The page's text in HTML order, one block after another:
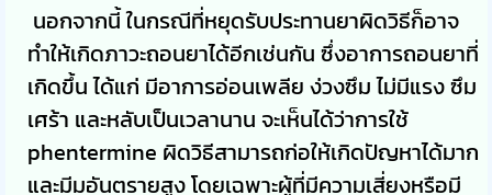
นอกจากนี้ ในกรณีที่หยุดรับประทานยาผิดวิธีก็อาจ
ทำให้เกิดภาวะถอนยาได้อีกเช่นกัน ซึ่งอาการถอนยาที่
เกิดขึ้น ได้แก่ มีอาการอ่อนเพลีย ง่วงซึม ไม่มีแรง ซึม
เศร้า และหลับเป็นเวลานาน จะเห็นได้ว่าการใช้
phentermine ผิดวิธีสามารถก่อให้เกิดปัญหาได้มาก
และมีมอันตรายสูง โดยเฉพาะผู้ที่มีความเสี่ยงหรือมี